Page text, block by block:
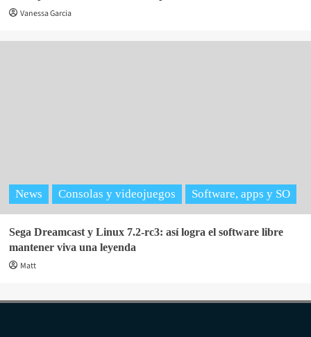
Vanessa Garcia
News Consolas y videojuegos Software, apps y SO
Sega Dreamcast y Linux 7.2-rc3: así logra el software libre
mantener viva una leyenda
Matt